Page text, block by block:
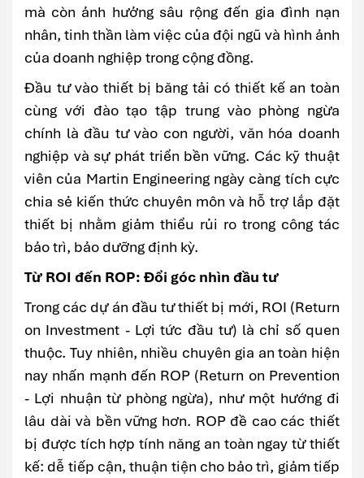
mà còn ảnh hưởng sâu rộng đến gia đình nạn
nhân, tinh thần làm việc của đội ngũ và hình ảnh
của doanh nghiệp trong cộng đồng.
Đầu tư vào thiết bị băng tải có thiết kế an toàn
cùng với đào tạo tập trung vào phòng ngừa
chính là đầu tư vào con người, văn hóa doanh
nghiệp và sự phát triển bền vững. Các kỹ thuật
viên của Martin Engineering ngày càng tích cực
chia sẻ kiến thức chuyên môn và hỗ trợ lắp đặt
thiết bị nhằm giảm thiểu rủi ro trong công tác
bảo trì, bảo dưỡng định kỳ.
Từ ROI đến ROP: Đổi góc nhìn đầu tư
Trong các dự án đầu tư thiết bị mới, ROI (Return
on Investment - Lợi tức đầu tư) là chỉ số quen
thuộc. Tuy nhiên, nhiều chuyên gia an toàn hiện
nay nhấn mạnh đến ROP (Return on Prevention
- Lợi nhuận từ phòng ngừa), như một hướng đi
lâu dài và bền vững hơn. ROP đề cao các thiết
bị được tích hợp tính năng an toàn ngay từ thiết
kế: dễ tiếp cận, thuận tiện cho bảo trì, giảm tiếp